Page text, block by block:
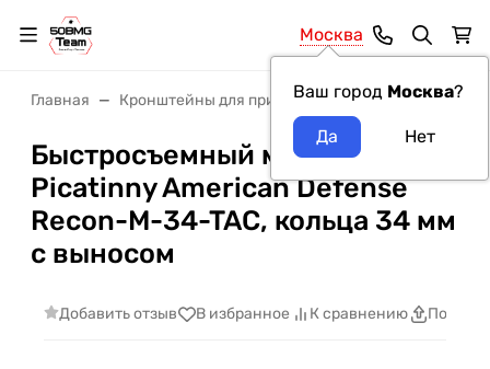
Москва
Ваш город Москва?
Главная Кронштейны для прицелов Кронштейны
Быстросъемный моноблок на
Picatinny American Defense
Recon-M-34-TAC, кольца 34 мм
с выносом
Добавить отзыв В избранное К сравнению